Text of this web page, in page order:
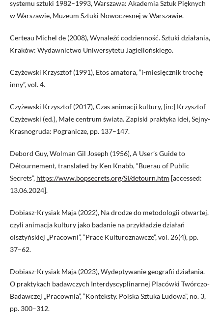
systemu sztuki 1982–1993, Warszawa: Akademia Sztuk Pięknych
w Warszawie, Muzeum Sztuki Nowoczesnej w Warszawie.
Certeau Michel de (2008), Wynaleźć codzienność. Sztuki działania,
Kraków: Wydawnictwo Uniwersytetu Jagiellońskiego.
Czyżewski Krzysztof (1991), Etos amatora, “i-miesięcznik trochę
inny”, vol. 4.
Czyżewski Krzysztof (2017), Czas animacji kultury, [in:] Krzysztof
Czyżewski (ed.), Małe centrum świata. Zapiski praktyka idei, Sejny-
Krasnogruda: Pogranicze, pp. 137–147.
Debord Guy, Wolman Gil Joseph (1956), A User’s Guide to
Détournement, translated by Ken Knabb, “Buerau of Public
Secrets”, https://www.bopsecrets.org/SI/detourn.htm [accessed:
13.06.2024].
Dobiasz-Krysiak Maja (2022), Na drodze do metodologii otwartej,
czyli animacja kultury jako badanie na przykładzie działań
olsztyńskiej „Pracowni”, “Prace Kulturoznawcze”, vol. 26(4), pp.
37–62.
Dobiasz-Krysiak Maja (2023), Wydeptywanie geografii działania.
O praktykach badawczych Interdyscyplinarnej Placówki Twórczo-
Badawczej „Pracownia”, “Konteksty. Polska Sztuka Ludowa”, no. 3,
pp. 300–312.